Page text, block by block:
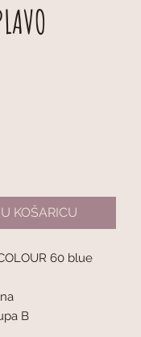
KOŠARICU
60 blue
B